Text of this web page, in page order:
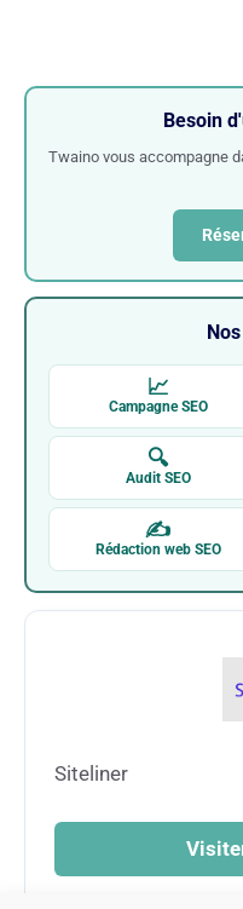
Besoin
Twaino vous accompagne
📈
Campagne SEO
🔍
Audit SEO
✍
Rédaction web SEO
Siteliner